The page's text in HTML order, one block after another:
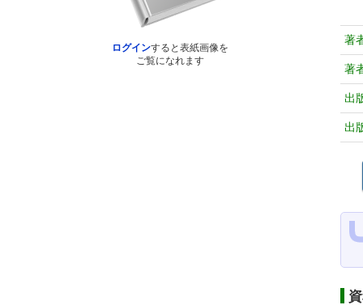
ログインすると表紙画像を
ご覧になれます
著
著
出
出